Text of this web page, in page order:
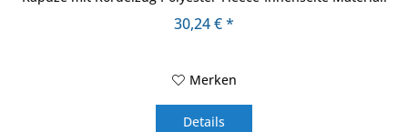
30,24 € *
Merken
Details